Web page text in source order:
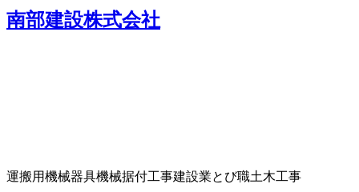
南部建設株式会社
運搬用機械器具機械据付工事建設業とび職土木工事